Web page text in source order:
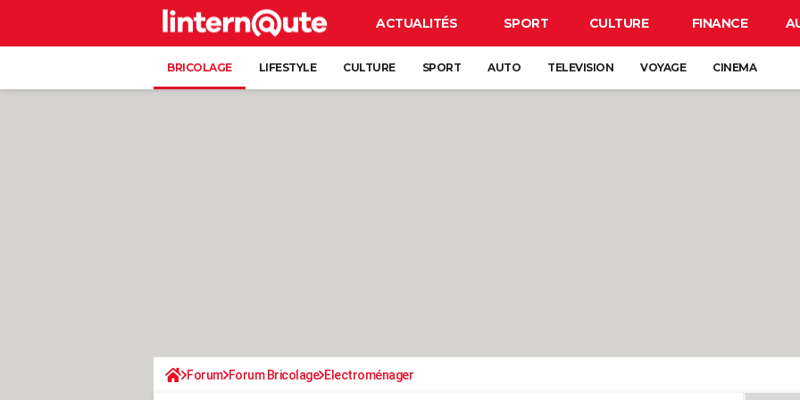
ACTUALITÉS SPORT CULTURE FINANCE
BRICOLAGE LIFESTYLE CULTURE SPORT AUTO TELEVISION VOYAGE CINEMA
Forum Forum Bricolage Electroménager